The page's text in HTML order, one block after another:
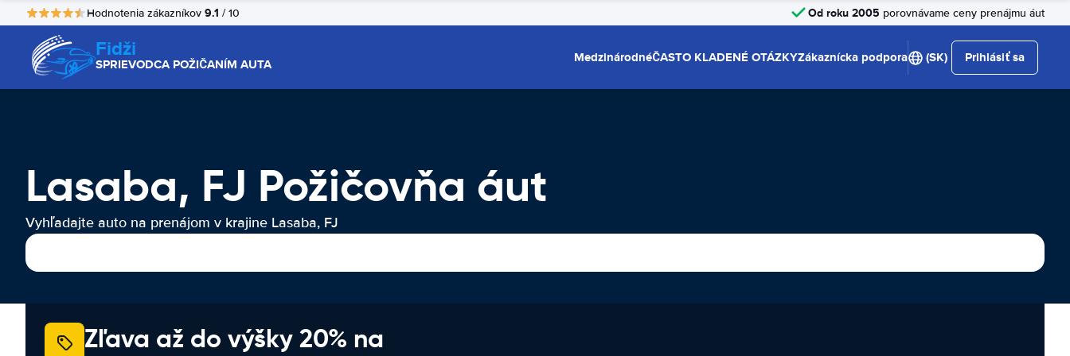
Hodnotenia zákazníkov 9.1 / 10 Od roku 2005 porovnávame ceny prenájmu áut
Fidži
SPRIEVODCA POŽIČANÍM AUTA MedzinárodnéČASTO KLADENÉ OTÁZKYZákaznícka podpora (SK) Prihlásiť sa
Lasaba, FJ Požičovňa áut
Vyhľadajte auto na prenájom v krajine Lasaba, FJ
Zľava až do výšky 20% na